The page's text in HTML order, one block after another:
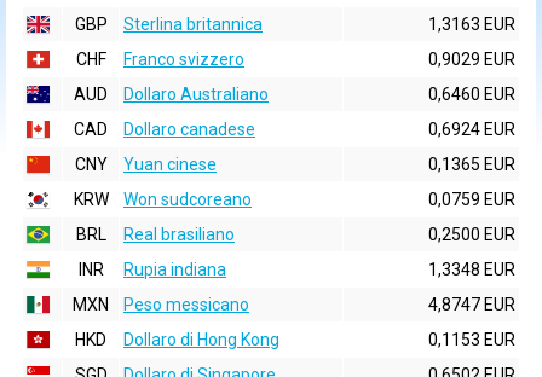
GBP
Sterlina britannica
1,3163 EUR
CHF
Franco svizzero
0,9029 EUR
AUD
Dollaro Australiano
0,6460 EUR
CAD
Dollaro canadese
0,6924 EUR
CNY
Yuan cinese
0,1365 EUR
KRW
Won sudcoreano
0,0759 EUR
BRL
Real brasiliano
0,2500 EUR
INR
Rupia indiana
1,3348 EUR
MXN
Peso messicano
4,8747 EUR
HKD
Dollaro di Hong Kong
0,1153 EUR